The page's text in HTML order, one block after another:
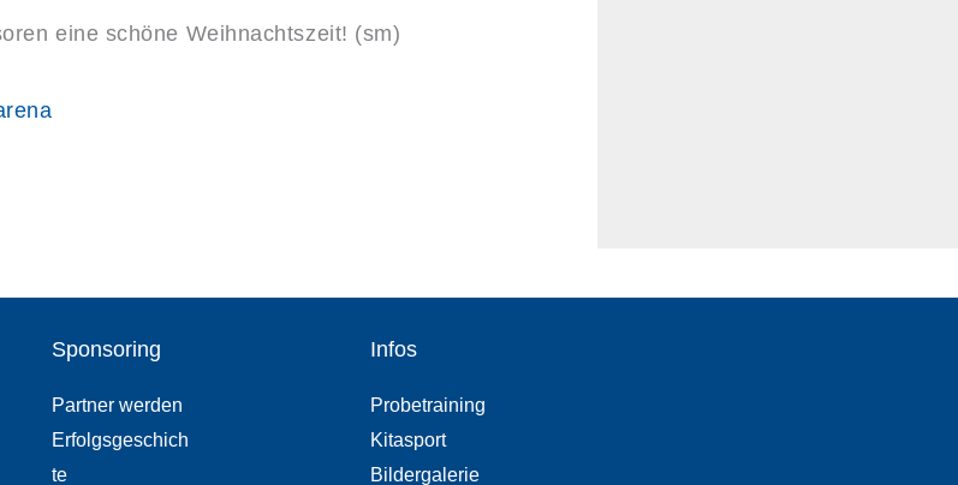
eine schöne Weihnachtszeit! (sm)
Sponsoring
Partner werden
Erfolgsgeschich
te
Infos
Probetraining
Kitasport
Bildergalerie